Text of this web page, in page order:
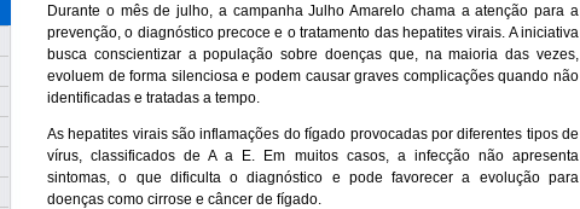
Durante o mês de julho, a campanha Julho Amarelo chama a atenção para a
prevenção, o diagnóstico precoce e o tratamento das hepatites virais. A iniciativa
busca conscientizar a população sobre doenças que, na maioria das vezes,
evoluem de forma silenciosa e podem causar graves complicações quando não
identificadas e tratadas a tempo.
As hepatites virais são inflamações do fígado provocadas por diferentes tipos de
vírus, classificados de A a E. Em muitos casos, a infecção não apresenta
sintomas, o que dificulta o diagnóstico e pode favorecer a evolução para
doenças como cirrose e câncer de fígado.